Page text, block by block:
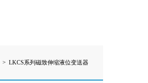
> LKCS系列磁致伸缩液位变送器